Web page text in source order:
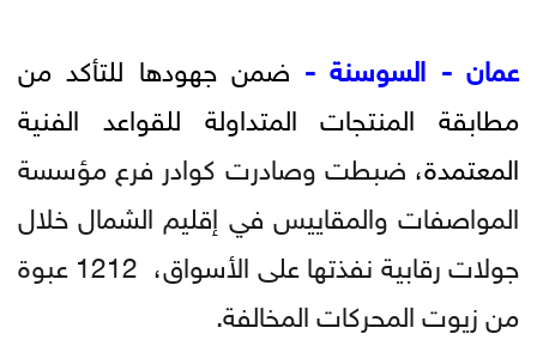
عمان - السوسنة - ضمن جهودها للتأكد من
مطابقة المنتجات المتداولة للقواعد الفنية
المعتمدة، ضبطت وصادرت كوادر فرع مؤسسة
المواصفات والمقاييس في إقليم الشمال خلال
جولات رقابية نفذتها على الأسواق، 1212 عبوة
من زيوت المحركات المخالفة.